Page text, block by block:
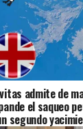
admite de
el saqueo
segundo